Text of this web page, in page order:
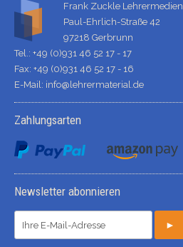
Frank Zuckle Lehrermedien
Paul-Ehrlich-Straße 42
97218 Gerbrunn
Tel.: +49 (0)931 46 52 17 - 17
Fax: +49 (0)931 46 52 17 - 16
E-Mail: info@lehrermaterial.de
Zahlungsarten
Newsletter abonnieren
►